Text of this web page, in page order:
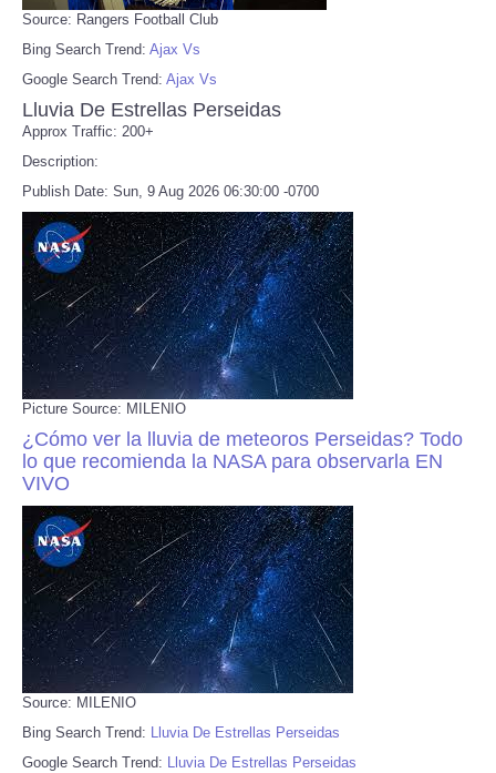
Source: Rangers Football Club
Bing Search Trend: Ajax Vs
Google Search Trend: Ajax Vs
Lluvia De Estrellas Perseidas
Approx Traffic: 200+
Description:
Publish Date: Sun, 9 Aug 2026 06:30:00 -0700
Picture Source: MILENIO
¿Cómo ver la lluvia de meteoros Perseidas? Todo
lo que recomienda la NASA para observarla EN
VIVO
Source: MILENIO
Bing Search Trend: Lluvia De Estrellas Perseidas
Google Search Trend: Lluvia De Estrellas Perseidas